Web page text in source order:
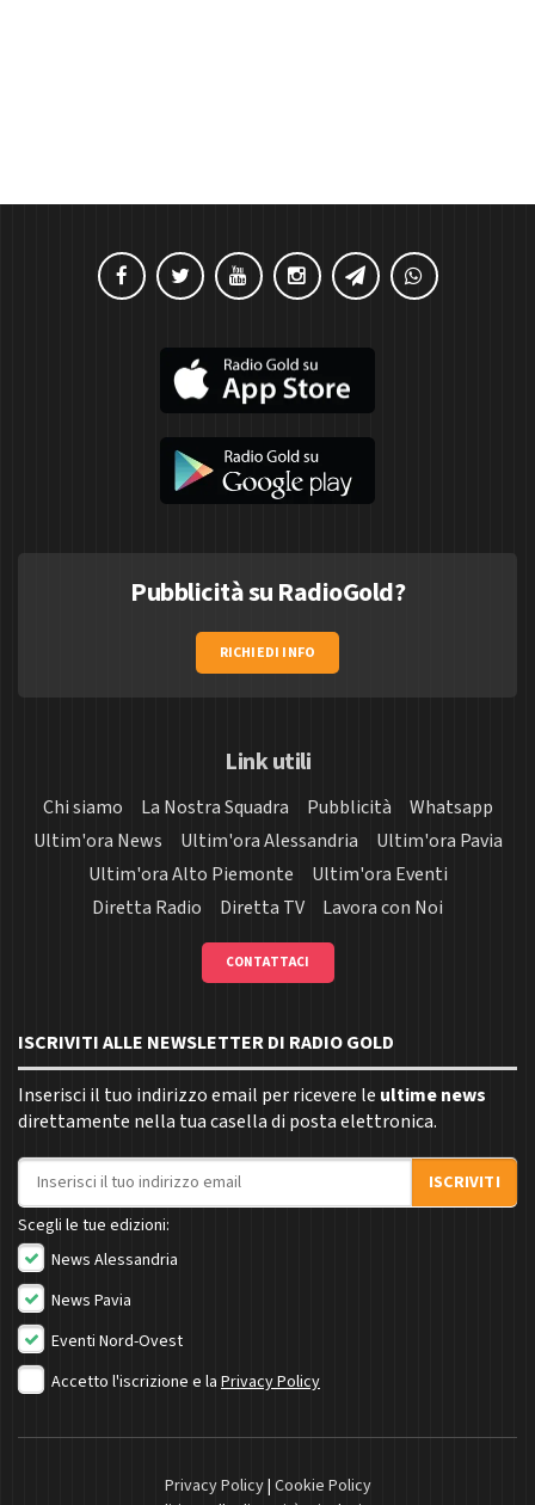
Pubblicità su RadioGold?
RICHIEDI INFO
Link utili
Chi siamo La Nostra Squadra Pubblicità
Whatsapp
Ultim'ora News
Ultim'ora Alessandria
Ultim'ora Pavia
Ultim'ora Alto Piemonte
Ultim'ora Eventi
Diretta Radio
Diretta TV Lavora con Noi
CONTATTACI
ISCRIVITI ALLE NEWSLETTER DI RADIO GOLD
Inserisci il tuo indirizzo email per ricevere le ultime news
direttamente nella tua casella di posta elettronica.
Indirizzo email
ISCRIVITI
Scegli le tue edizioni:
News Alessandria
News Pavia
Eventi Nord-Ovest
Accetto l'iscrizione e la Privacy Policy
Privacy Policy| Cookie Policy